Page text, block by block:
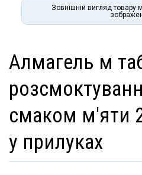
Зовнішній вигляд товару
алмагель м таблетки для
смаком м'яти
у прилуках